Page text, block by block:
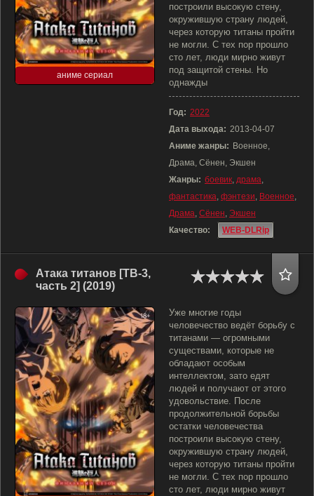
аниме сериал
построили высокую стену,
окружившую страну людей,
через которую титаны пройти
не могли. С тех пор прошло
сто лет, люди мирно живут
под защитой стены. Но
однажды
Год: 2022
Дата выхода: 2013-04-07
Аниме жанры: Военное,
Драма, Сёнен, Экшен
Жанры: боевик, драма,
фантастика, фэнтези, Военное,
Драма, Сёнен, Экшен
Качество:
WEB-DLRip
Атака титанов [ТВ-3,
часть 2] (2019)
Уже многие годы
человечество ведёт борьбу с
титанами — огромными
существами, которые не
обладают особым
интеллектом, зато едят
людей и получают от этого
удовольствие. После
продолжительной борьбы
остатки человечества
построили высокую стену,
окружившую страну людей,
через которую титаны пройти
не могли. С тех пор прошло
сто лет, люди мирно живут